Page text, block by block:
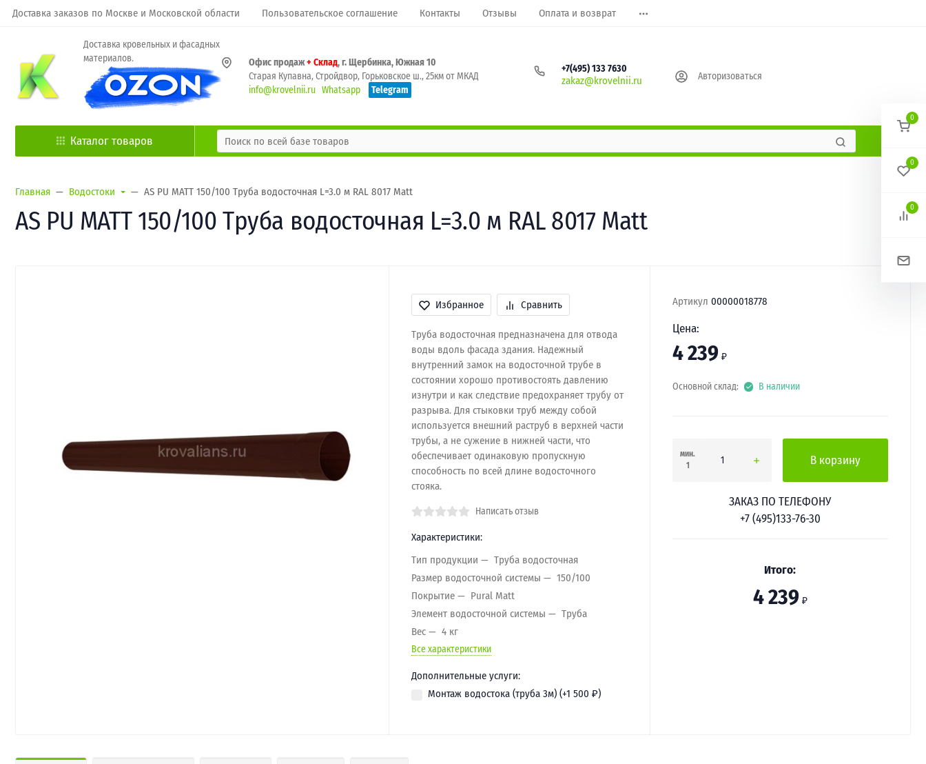
Доставка заказов по Москве и Московской области Пользовательское соглашение Контакты Отзывы Оплата и возврат
Доставка кровельных и фасадных
материалов.
Офис продаж+ Склад, г. Щербинка, Южная 10
Старая Купавна, Стройдвор, Горьковское ш., 25км от МКАД
info@krovelnii.ru Whatsapp Telegram
+7(495) 133 7630
zakaz@krovelnii.ru Авторизоваться
Каталог товаров
Главная Водостоки AS PU MATT 150/100 Труба водосточная L=3.0 м RAL 8017 Matt
AS PU MATT 150/100 Труба водосточная L=3.0 м RAL 8017 Matt
Избранное Сравнить
Труба водосточная предназначена для отвода
воды вдоль фасада здания. Надежный
внутренний замок на водосточной трубе в
состоянии хорошо противостоять давлению
изнутри и как следствие предохраняет трубу от
разрыва. Для стыковки труб между собой
используется внешний раструб в верхней части
трубы, а не сужение в нижней части, что
обеспечивает одинаковую пропускную
способность по всей длине водосточного
стояка.
Написать отзыв
Характеристики:
Тип продукции
Труба водосточная
Размер водосточной системы
150/100
Покрытие
Pural Matt
Элемент водосточной системы
Труба
Вес
4 кг
Все характеристики
Дополнительные услуги:
Монтаж водостока (труба 3м) (+1 500 ₽)
Артикул 00000018778
Цена:
4 239 ₽
Основной склад: В наличии
мин.
1
В корзину
ЗАКАЗ ПО ТЕЛЕФОНУ
+7 (495)133-76-30
Итого:
4 239 ₽
0
0
0